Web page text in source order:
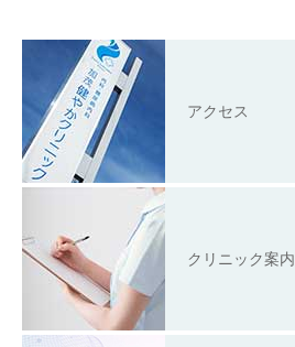
アクセス
クリニック案内